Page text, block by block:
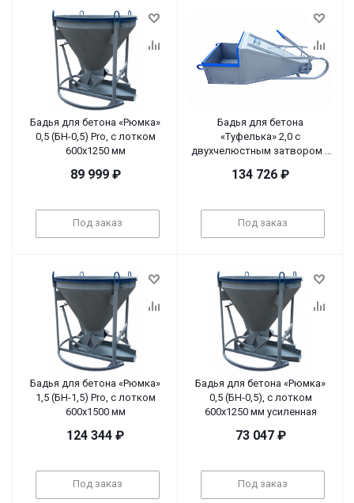
Бадья для бетона «Рюмка»
0,5 (БН-0,5) Pro, с лотком
600х1250 мм
89 999₽
Под заказ
Бадья для бетона
«Туфелька» 2,0 с
двухчелюстным затвором и
134 726 ₽
Под заказ
Бадья для бетона «Рюмка»
1,5 (БН-1,5) Pro, с лотком
600х1500 мм
124 344 ₽
Под заказ
Бадья для бетона «Рюмка»
0,5 (БН-0,5), с лотком
600х1250 мм усиленная
73 047₽
Под заказ